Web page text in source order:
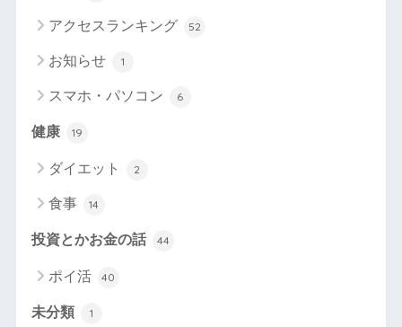
アクセスランキング 52
お知らせ 1
スマホ・パソコン 6
健康 19
ダイエット 2
食事 14
投資とかお金の話 44
ポイ活 40
未分類 1